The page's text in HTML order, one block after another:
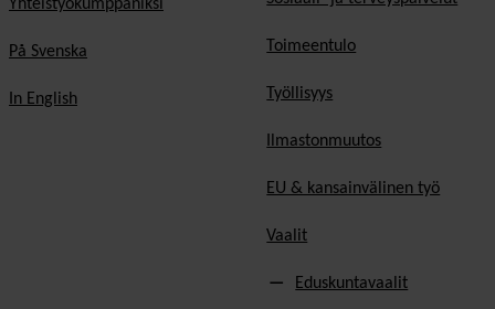
Yhteistyökumppaniksi
På Svenska
In English
Toimeentulo
Työllisyys
Ilmastonmuutos
EU & kansainvälinen työ
Vaalit
Eduskuntavaalit